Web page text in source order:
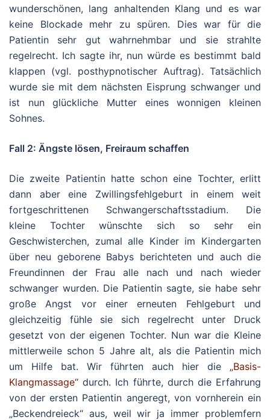
wunderschönen, lang anhaltenden Klang und es war
keine Blockade mehr zu spüren. Dies war für die
Patientin sehr gut wahrnehmbar und sie strahlte
regelrecht. Ich sagte ihr, nun würde es bestimmt bald
klappen (vgl. posthypnotischer Auftrag). Tatsächlich
wurde sie mit dem nächsten Eisprung schwanger und
ist nun glückliche Mutter eines wonnigen kleinen
Sohnes.
Fall 2: Ängste lösen, Freiraum schaffen
Die zweite Patientin hatte schon eine Tochter, erlitt
dann aber eine Zwillingsfehlgeburt in einem weit
fortgeschrittenen Schwangerschaftsstadium. Die
kleine Tochter wünschte sich so sehr ein
Geschwisterchen, zumal alle Kinder im Kindergarten
über neu geborene Babys berichteten und auch die
Freundinnen der Frau alle nach und nach wieder
schwanger wurden. Die Patientin sagte, sie habe sehr
große Angst vor einer erneuten Fehlgeburt und
gleichzeitig fühle sie sich regelrecht unter Druck
gesetzt von der eigenen Tochter. Nun war die Kleine
mittlerweile schon 5 Jahre alt, als die Patientin mich
um Hilfe bat. Wir führten auch hier die „Basis-
Klangmassage“ durch. Ich führte, durch die Erfahrung
von der ersten Patientin angeregt, von vornherein ein
„Beckendreieck“ aus, weil wir ja immer problemfern